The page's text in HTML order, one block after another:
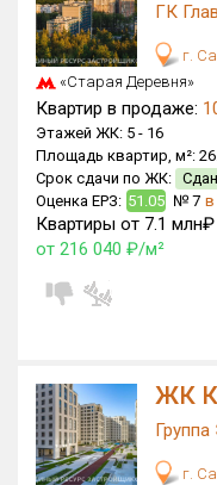
Цена
от
Общая площадь, м²
от
Срок сдачи
от
Вид объекта
Кол-во комнат
Только новые
Оценка ЕРЗ ЖК
от
ГК
г.
«Старая Деревня»
Квартир в продаже:
Этажей ЖК: 5 - 16
Площадь квартир, м²:
Срок сдачи по ЖК: Сдан
Оценка ЕРЗ: 51.05 № 7 в
Квартиры от 7.1 млн₽
от 216 040 ₽/м²
ЖК
Группа
г.